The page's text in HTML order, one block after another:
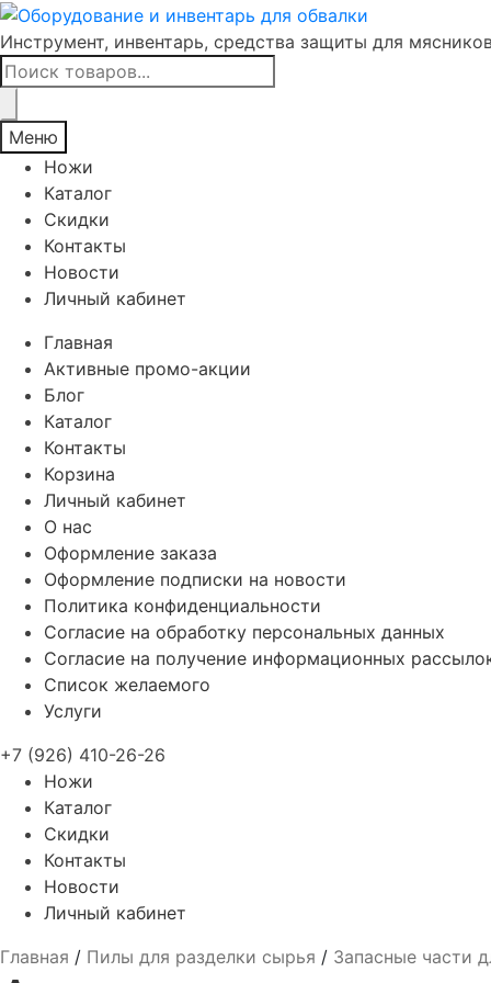
Инструмент, инвентарь, средства защиты для
Поиск
товаров
Меню
Ножи
Каталог
Скидки
Контакты
Новости
Личный кабинет
Главная
Активные промо-акции
Блог
Каталог
Контакты
Корзина
Личный кабинет
О нас
Оформление заказа
Оформление подписки на новости
Политика конфиденциальности
Согласие на обработку персональных данных
Согласие на получение информационных
Список желаемого
Услуги
+7 (926) 410-26-26
Ножи
Каталог
Скидки
Контакты
Новости
Личный кабинет
Главная / Пилы для разделки сырья / Запасные части